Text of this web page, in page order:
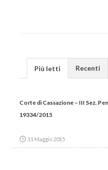
Più letti Recenti
Corte di Cassazione – III Sez.
19334/2015
11 Maggio 2015